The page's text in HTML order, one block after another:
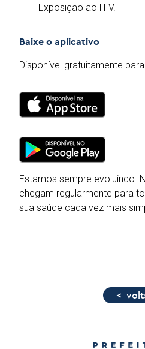
Exposição ao HIV.
Baixe o aplicativo
Disponível gratuitamente
Estamos sempre evoluindo.
chegam regularmente para
sua saúde cada vez mais
<